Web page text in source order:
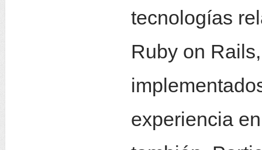
tecnologías
Ruby on
experiencia